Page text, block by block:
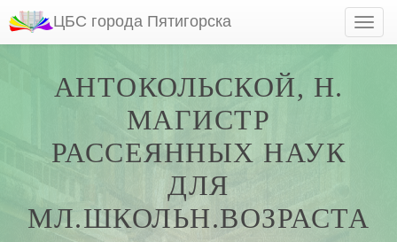
ЦБС города Пятигорска
АНТОКОЛЬСКОЙ, Н.
МАГИСТР
РАССЕЯННЫХ НАУК
ДЛЯ
МЛ.ШКОЛЬН.ВОЗРАСТА